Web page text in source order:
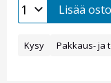
Lisää
Kysy Pakkaus- ja